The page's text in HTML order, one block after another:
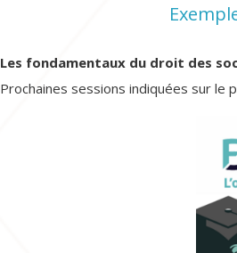
Les fondamentaux du droit des
Prochaines sessions indiquées sur le